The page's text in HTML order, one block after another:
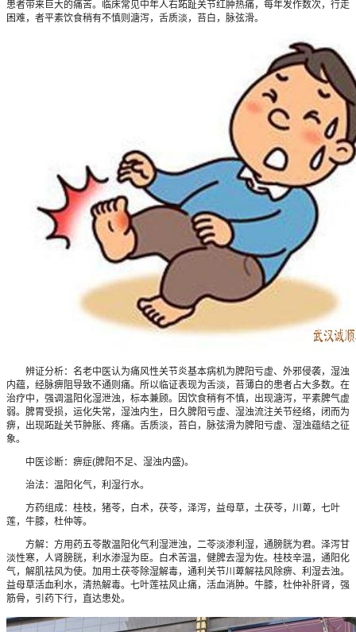
患者带来巨大的痛苦。临床常见中年人右跖趾关节红肿热痛，每年发作数次，行走
困难，者平素饮食稍有不慎则溏泻，舌质淡，苔白，脉弦滑。
辨证分析：名老中医认为痛风性关节炎基本病机为脾阳亏虚、外邪侵袭，湿浊
内蕴，经脉痹阻导致不通则痛。所以临证表现为舌淡，苔薄白的患者占大多数。在
治疗中，强调温阳化湿泄浊，标本兼顾。因饮食稍有不慎，出现溏泻，平素脾气虚
弱。脾胃受损，运化失常，湿浊内生，日久脾阳亏虚、湿浊流注关节经络，闭而为
痹，出现跖趾关节肿胀、疼痛。舌质淡，苔白，脉弦滑为脾阳亏虚、湿浊蕴结之征
象。
中医诊断：痹症(脾阳不足、湿浊内盛)。
治法：温阳化气，利湿行水。
方药组成：桂枝，猪苓，白术，茯苓，泽泻，益母草，土茯苓，川萆，七叶
莲，牛膝，杜仲等。
方解：方用药五苓散温阳化气利湿泄浊，二苓淡渗利湿，通膀胱为君。泽泻甘
淡性寒，人肾膀胱，利水渗湿为臣。白术苦温，健脾去湿为佐。桂枝辛温，通阳化
气，解肌祛风为使。加用土茯苓除湿解毒，通利关节川萆解祛风除痹、利湿去浊。
益母草活血利水，清热解毒。七叶莲祛风止痛，活血消肿。牛膝，杜仲补肝肾，强
筋骨，引药下行，直达患处。